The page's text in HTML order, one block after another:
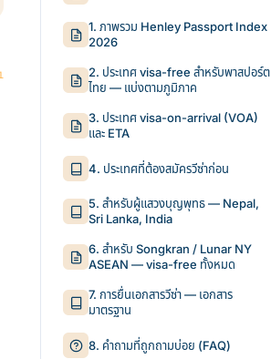
1. ภาพรวม Henley Passport Index
2026
2. ประเทศ visa-free สำหรับพาสปอร์ต
ไทย — แบ่งตามภูมิภาค
3. ประเทศ visa-on-arrival (VOA)
และ ETA
4. ประเทศที่ต้องสมัครวีซ่าก่อน
5. สำหรับผู้แสวงบุญพุทธ — Nepal,
Sri Lanka, India
6. สำหรับ Songkran / Lunar NY
ASEAN — visa-free ทั้งหมด
7. การยื่นเอกสารวีซ่า — เอกสาร
มาตรฐาน
8. คำถามที่ถูกถามบ่อย (FAQ)